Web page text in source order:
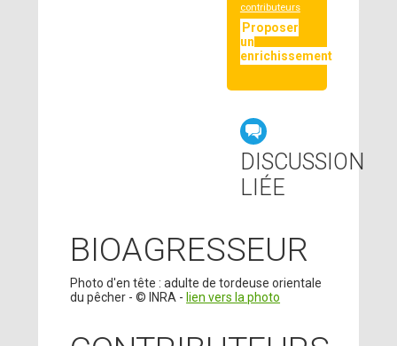
contributeurs
Proposer
un
enrichissement
DISCUSSION
LIÉE
BIOAGRESSEUR
Photo d'en tête : adulte de tordeuse orientale
du pêcher - © INRA - lien vers la photo